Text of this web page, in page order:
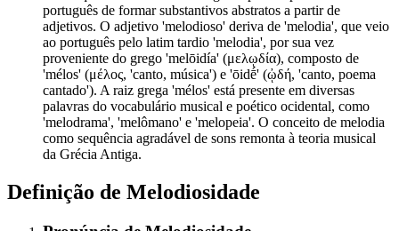
português de formar substantivos abstratos a partir de
adjetivos. O adjetivo 'melodioso' deriva de 'melodia', que veio
ao português pelo latim tardio 'melodia', por sua vez
proveniente do grego 'melōidía' (μελῳδία), composto de
'mélos' (μέλος, 'canto, música') e 'ōidḗ' (ᾠδή, 'canto, poema
cantado'). A raiz grega 'mélos' está presente em diversas
palavras do vocabulário musical e poético ocidental, como
'melodrama', 'melômano' e 'melopeia'. O conceito de melodia
como sequência agradável de sons remonta à teoria musical
da Grécia Antiga.
Definição de Melodiosidade